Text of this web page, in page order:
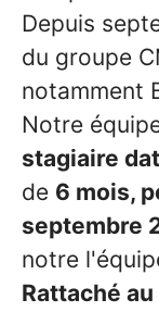
Depuis
du groupe
notamment
Notre
stagiaire
de 6 mois,
septembre
notre
Rattaché